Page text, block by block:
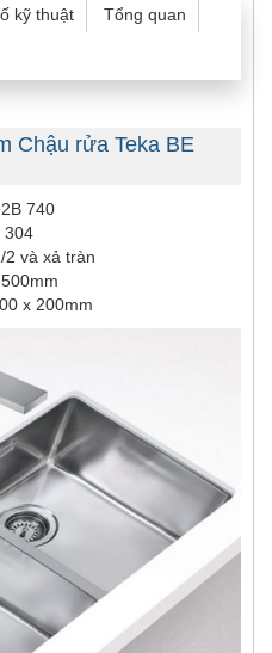
kỹ thuật
Tổng quan
Chậu rửa Teka BE
740
304
2 và xả tràn
x 200mm